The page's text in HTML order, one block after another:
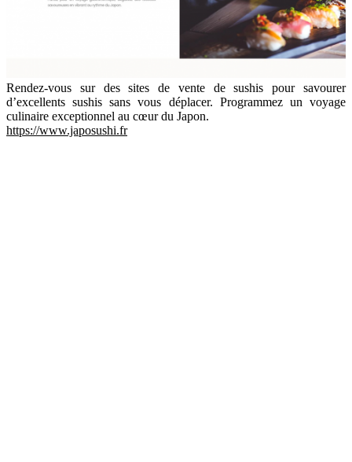
Rendez-vous sur des sites de vente de sushis pour savourer
d’excellents sushis sans vous déplacer. Programmez un voyage
culinaire exceptionnel au cœur du Japon.
https://www.japosushi.fr